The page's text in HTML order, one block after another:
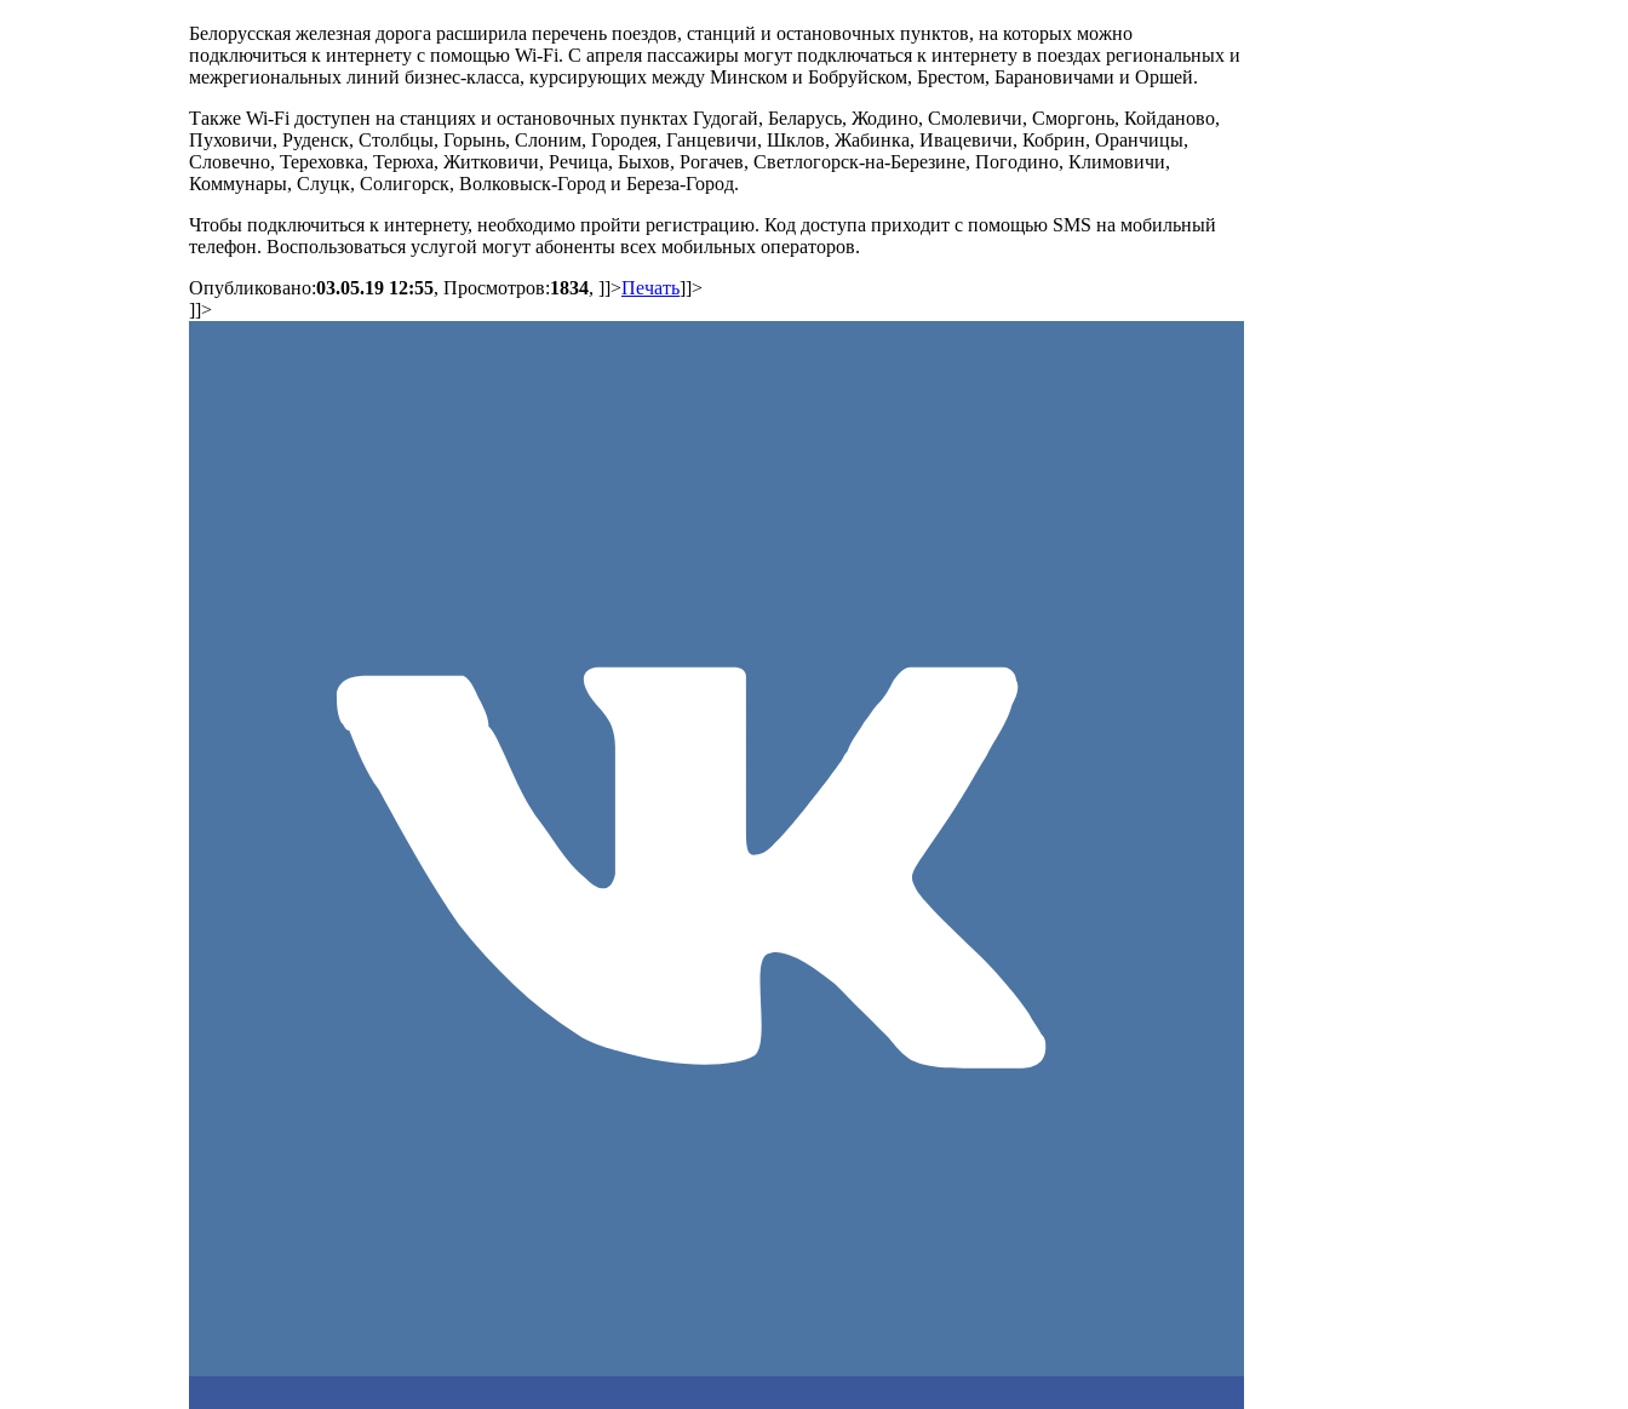
Белорусская железная дорога расширила перечень поездов, станций и остановочных пунктов, на которых можно
подключиться к интернету с помощью Wi-Fi. С апреля пассажиры могут подключаться к интернету в поездах региональных и
межрегиональных линий бизнес-класса, курсирующих между Минском и Бобруйском, Брестом, Барановичами и Оршей.
Также Wi-Fi доступен на станциях и остановочных пунктах Гудогай, Беларусь, Жодино, Смолевичи, Сморгонь, Койданово,
Пуховичи, Руденск, Столбцы, Горынь, Слоним, Городея, Ганцевичи, Шклов, Жабинка, Ивацевичи, Кобрин, Оранчицы,
Словечно, Тереховка, Терюха, Житковичи, Речица, Быхов, Рогачев, Светлогорск-на-Березине, Погодино, Климовичи,
Коммунары, Слуцк, Солигорск, Волковыск-Город и Береза-Город.
Чтобы подключиться к интернету, необходимо пройти регистрацию. Код доступа приходит с помощью SMS на мобильный
телефон. Воспользоваться услугой могут абоненты всех мобильных операторов.
Опубликовано:03.05.19 12:55, Просмотров:1834, ]]>Печать]]>
]]>